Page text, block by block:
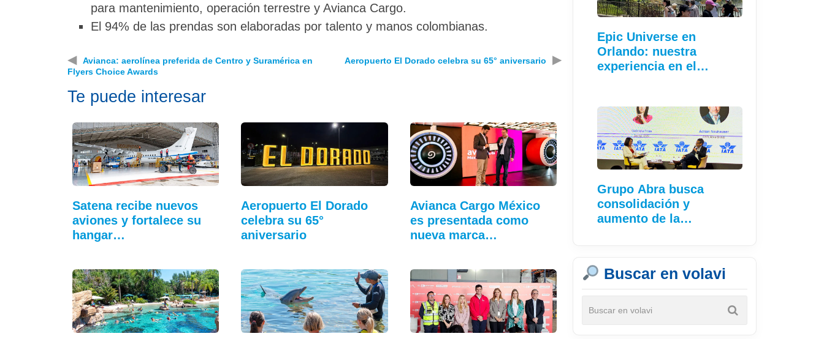
para mantenimiento, operación terrestre y Avianca Cargo.
El 94% de las prendas son elaboradas por talento y manos colombianas.
◀
Avianca: aerolínea preferida de Centro y Suramérica en
Flyers Choice Awards
Aeropuerto El Dorado celebra su 65° aniversario ▶
Te puede interesar
Satena recibe nuevos
aviones y fortalece su
hangar…
Aeropuerto El Dorado
celebra su 65°
aniversario
Avianca Cargo México
es presentada como
nueva marca…
Epic Universe en
Orlando: nuestra
experiencia en el…
Grupo Abra busca
consolidación y
aumento de la
Buscar en volavi